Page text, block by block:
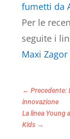
fumetti da
Per le
seguite i
Maxi
← Precedente:
innovazione
La linea Young
Kids→